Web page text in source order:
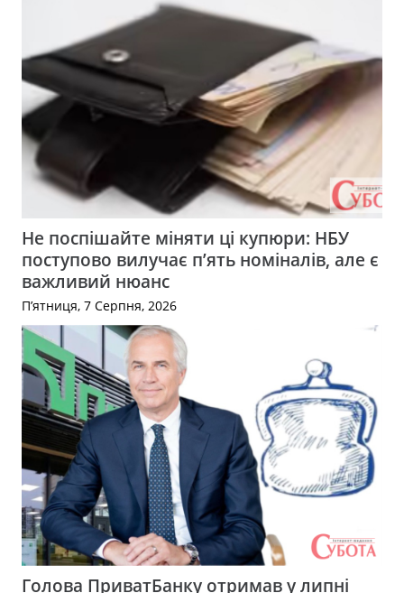
Не поспішайте міняти ці купюри: НБУ
поступово вилучає п’ять номіналів, але є
важливий нюанс
П’ятниця, 7 Серпня, 2026
Голова ПриватБанку отримав у липні